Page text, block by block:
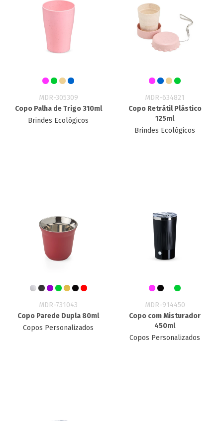
MDR-305309
Copo Palha de Trigo 310ml
Brindes Ecológicos
MDR-634821
Copo Retrátil Plástico
125ml
Brindes Ecológicos
MDR-731043
Copo Parede Dupla 80ml
Copos Personalizados
MDR-914450
Copo com Misturador
450ml
Copos Personalizados